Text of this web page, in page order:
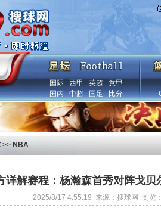
国际 西甲 英超
意甲
国内
中超 国足 比分
>> NBA
详解赛程：杨瀚森首秀对阵戈贝
2025/8/17 4:55:19 来源：搜球网 浏览